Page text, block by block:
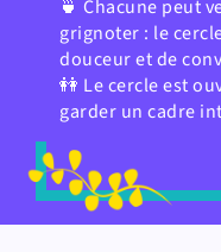
🍵 Chacune peut
grignoter : le
douceur et de
👭 Le cercle est
garder un cadre